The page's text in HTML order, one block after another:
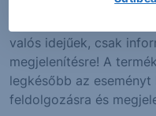
Figyelem! Jelen
valós idejűek, csak
megjelenítésre! A
legkésőbb az
feldolgozásra és